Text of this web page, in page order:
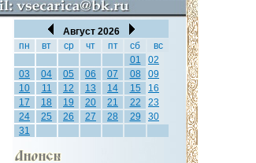
Август 2026
пн
вт ср чт пт сб
вс
01
02
03
04 05 06 07 08
09
10
11 12 13 14 15
16
17
18 19 20 21 22
23
24
25 26 27 28 29
30
31